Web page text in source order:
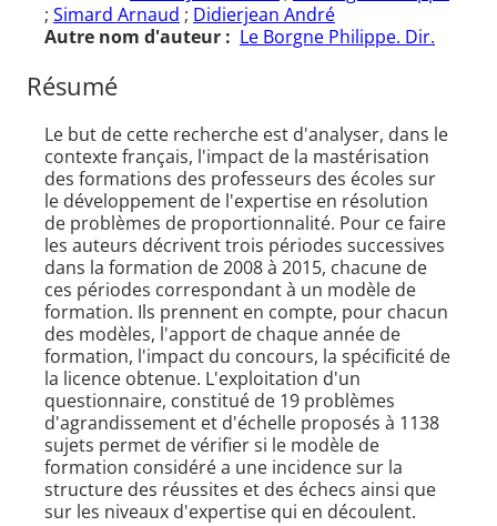
; Simard Arnaud ; Didierjean André
Autre nom d'auteur : Le Borgne Philippe. Dir.
Résumé
Le but de cette recherche est d'analyser, dans le
contexte français, l'impact de la mastérisation
des formations des professeurs des écoles sur
le développement de l'expertise en résolution
de problèmes de proportionnalité. Pour ce faire
les auteurs décrivent trois périodes successives
dans la formation de 2008 à 2015, chacune de
ces périodes correspondant à un modèle de
formation. Ils prennent en compte, pour chacun
des modèles, l'apport de chaque année de
formation, l'impact du concours, la spécificité de
la licence obtenue. L'exploitation d'un
questionnaire, constitué de 19 problèmes
d'agrandissement et d'échelle proposés à 1138
sujets permet de vérifier si le modèle de
formation considéré a une incidence sur la
structure des réussites et des échecs ainsi que
sur les niveaux d'expertise qui en découlent.